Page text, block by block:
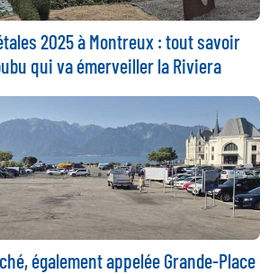
2025 à Montreux : tout savoir
qui va émerveiller la Riviera
également appelée Grande-Place